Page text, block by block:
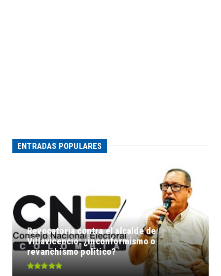
ENTRADAS POPULARES
Revocatoria contra el alcalde de
Villavicencio: ¿inconformismo o
revanchismo político?